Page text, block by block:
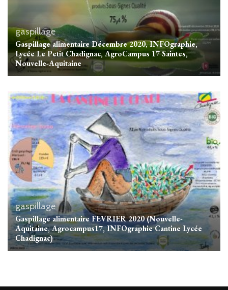
gaspillage
Gaspillage alimentaire Décembre 2020, INFOgraphie,
Lycée Le Petit Chadignac, AgroCampus 17 Saintes,
Nouvelle-Aquitaine
gaspillage
Gaspillage alimentaire FEVRIER 2020 (Nouvelle-
Aquitaine, Agrocampus17, INFOgraphie Cantine Lycée
Chadignac)